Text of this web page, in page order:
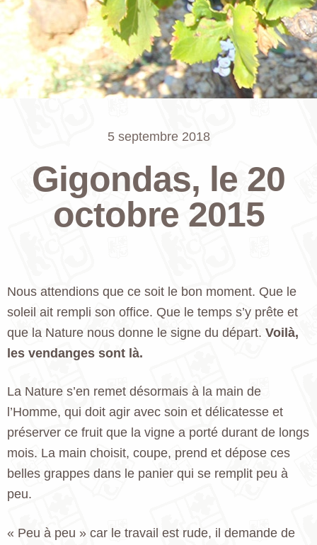
5 septembre 2018
Gigondas, le 20
octobre 2015
Nous attendions que ce soit le bon moment. Que le
soleil ait rempli son office. Que le temps s’y prête et
que la Nature nous donne le signe du départ. Voilà,
les vendanges sont là.
La Nature s’en remet désormais à la main de
l’Homme, qui doit agir avec soin et délicatesse et
préserver ce fruit que la vigne a porté durant de longs
mois. La main choisit, coupe, prend et dépose ces
belles grappes dans le panier qui se remplit peu à
peu.
« Peu à peu » car le travail est rude, il demande de